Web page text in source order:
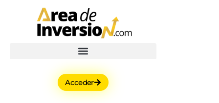
Acceder